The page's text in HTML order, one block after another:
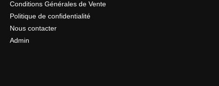
Conditions Générales de Vente
Politique de confidentialité
Nous contacter
Admin